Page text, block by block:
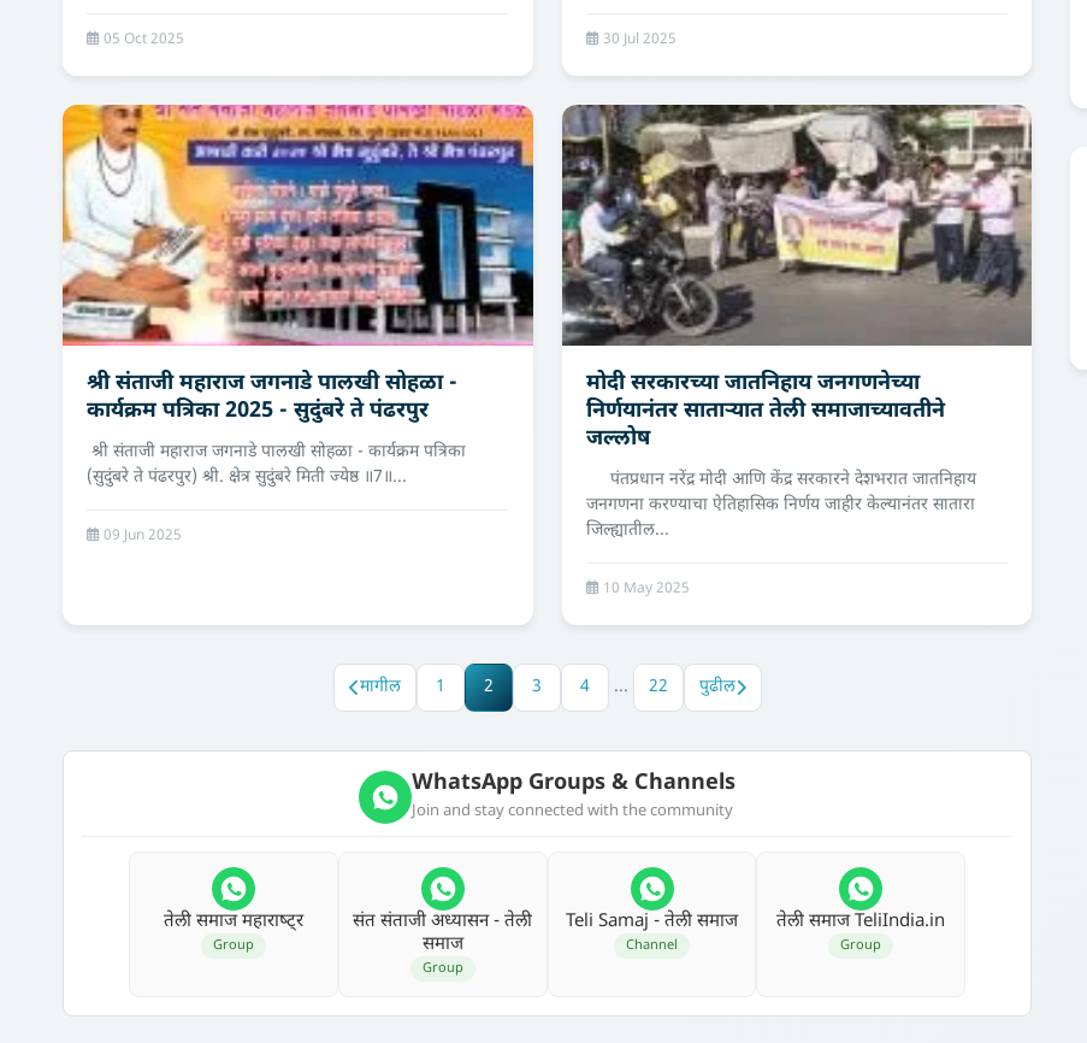
05 Oct 2025 30 Jul 2025
श्री संताजी महाराज जगनाडे पालखी सोहळा -
कार्यक्रम पत्रिका 2025 - सुदुंबरे ते पंढरपुर
श्री संताजी महाराज जगनाडे पालखी सोहळा - कार्यक्रम पत्रिका
(सुदुंबरे ते पंढरपुर) श्री. क्षेत्र सुदुंबरे मिती ज्येष्ठ ॥7॥...
09 Jun 2025
मोदी सरकारच्या जातनिहाय जनगणनेच्या
निर्णयानंतर साताऱ्यात तेली समाजाच्यावतीने
जल्लोष
पंतप्रधान नरेंद्र मोदी आणि केंद्र सरकारने देशभरात जातनिहाय
जनगणना करण्याचा ऐतिहासिक निर्णय जाहीर केल्यानंतर सातारा
जिल्ह्यातील...
10 May 2025
मागील 1 2 3 4 ... 22 पुढील
WhatsApp Groups & Channels
Join and stay connected with the community
तेली समाज महाराष्‍ट्र
Group
संत संताजी अध्‍यासन - तेली
समाज
Group
Teli Samaj - तेली समाज
Channel
तेली समाज TeliIndia.in
Group